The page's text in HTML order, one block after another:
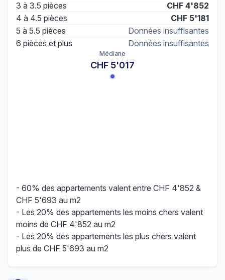
3 à 3.5 pièces
CHF 4'852
4 à 4.5 pièces
CHF 5'181
5 à 5.5 pièces
Données insuffisantes
6 pièces et plus
Données insuffisantes
Médiane
CHF 5'017
- 60% des appartements valent entre CHF 4'852 &
CHF 5'693 au m2
- Les 20% des appartements les moins chers valent
moins de CHF 4'852 au m2
- Les 20% des appartements les plus chers valent
plus de CHF 5'693 au m2